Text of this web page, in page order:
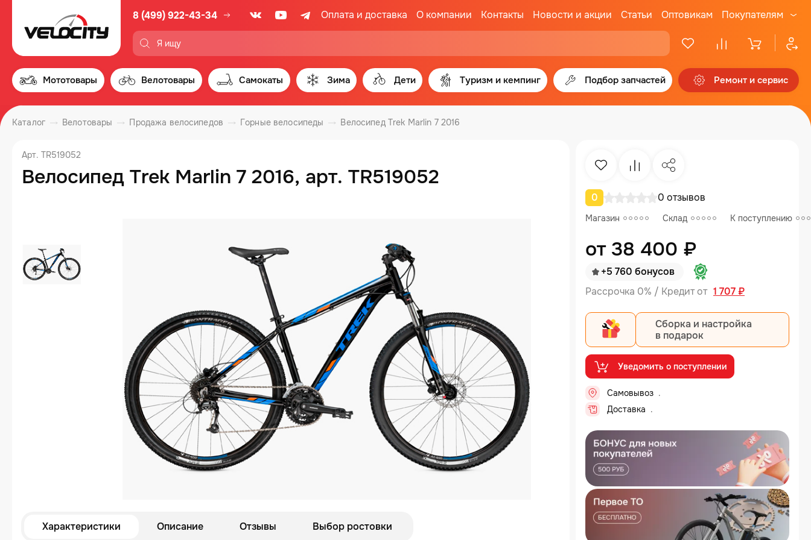
8 (499) 922-43-34 Оплата и доставка О компании Контакты Новости и акции Статьи Оптовикам Покупателям
Мототовары Велотовары Самокаты Зима Дети Туризм и кемпинг Подбор запчастей Ремонт и сервис
Каталог Велотовары Продажа велосипедов Горные велосипеды Велосипед Trek Marlin 7 2016
Арт. TR519052
Велосипед Trek Marlin 7 2016, арт. TR519052 ИзбранноеСравнениеПоделиться
0 0 отзывов
Магазин Склад К поступлению
от 38 400 ₽
+5 760 бонусов
Рассрочка 0% / Кредит от 1 707 ₽
Сборка и настройка
в подарок
Уведомить о поступлении
Самовывоз ...
Доставка ...
Характеристики Описание Отзывы Выбор ростовки